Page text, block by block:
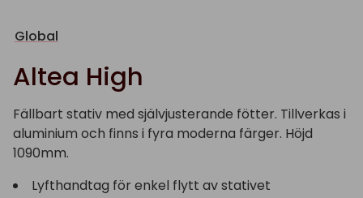
Global
Altea High
Fällbart stativ med självjusterande fötter. Tillverkas i
aluminium och finns i fyra moderna färger. Höjd
1090mm.
Lyfthandtag för enkel flytt av stativet